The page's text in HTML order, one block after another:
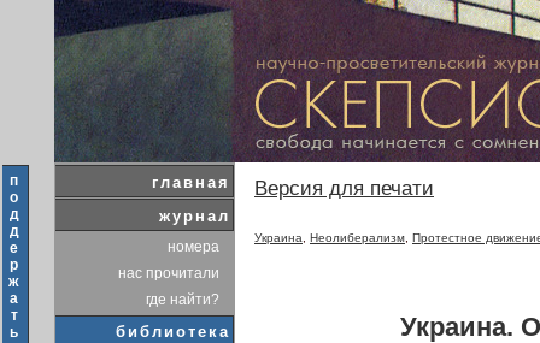
п
о
д
д
е
р
ж
а
т
ь
главная
журнал
номера
нас прочитали
где найти?
библиотека
Версия для печати
Украина Неолиберализм Протестное
Украина.